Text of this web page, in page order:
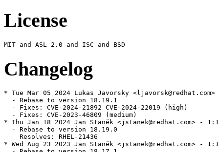
License
Changelog
* Tue Mar 05 2024 Lukas Javorsky
  - Rebase to version 18.19.1
  - Fixes: CVE-2024-21892 CVE-2024-22019 (high)
  - Fixes: CVE-2023-46809 (medium)
* Thu Jan 18 2024 Jan Staněk <jstanek@redhat.com> -
  - Rebase to version 18.19.0
    Resolves: RHEL-21436
* Wed Aug 23 2023 Jan Staněk <jstanek@redhat.com> -